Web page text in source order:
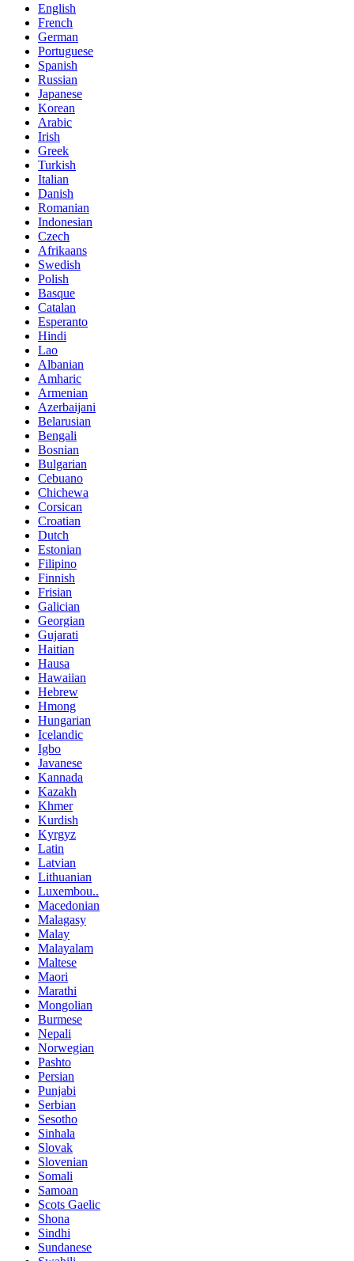
English
French
German
Portuguese
Spanish
Russian
Japanese
Korean
Arabic
Irish
Greek
Turkish
Italian
Danish
Romanian
Indonesian
Czech
Afrikaans
Swedish
Polish
Basque
Catalan
Esperanto
Hindi
Lao
Albanian
Amharic
Armenian
Azerbaijani
Belarusian
Bengali
Bosnian
Bulgarian
Cebuano
Chichewa
Corsican
Croatian
Dutch
Estonian
Filipino
Finnish
Frisian
Galician
Georgian
Gujarati
Haitian
Hausa
Hawaiian
Hebrew
Hmong
Hungarian
Icelandic
Igbo
Javanese
Kannada
Kazakh
Khmer
Kurdish
Kyrgyz
Latin
Latvian
Lithuanian
Luxembou..
Macedonian
Malagasy
Malay
Malayalam
Maltese
Maori
Marathi
Mongolian
Burmese
Nepali
Norwegian
Pashto
Persian
Punjabi
Serbian
Sesotho
Sinhala
Slovak
Slovenian
Somali
Samoan
Scots Gaelic
Shona
Sindhi
Sundanese